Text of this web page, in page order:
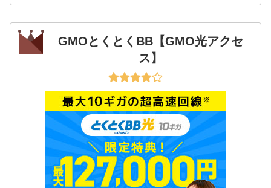
GMOとくとくBB【GMO光アクセ
ス】